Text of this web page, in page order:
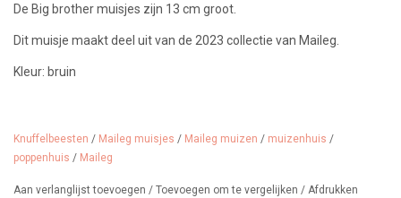
De Big brother muisjes zijn 13 cm groot.
Dit muisje maakt deel uit van de 2023 collectie van Maileg.
Kleur: bruin
Knuffelbeesten / Maileg muisjes / Maileg muizen / muizenhuis /
poppenhuis / Maileg
Aan verlanglijst toevoegen / Toevoegen om te vergelijken / Afdrukken